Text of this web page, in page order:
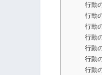
行動
行動
行動
行動
行動
行動
行動